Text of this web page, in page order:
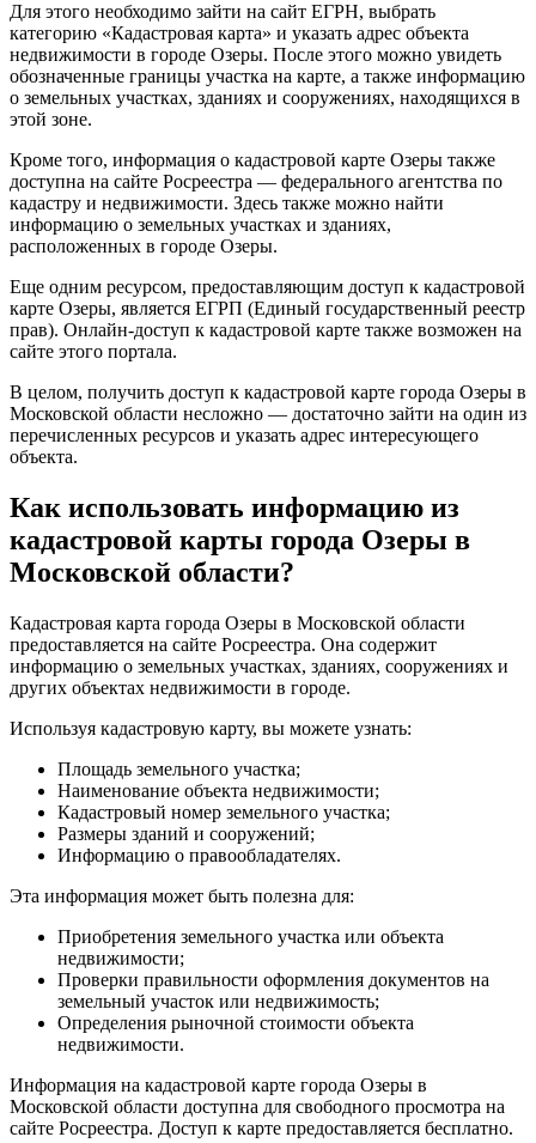
Для этого необходимо зайти на сайт ЕГРН, выбрать
категорию «Кадастровая карта» и указать адрес объекта
недвижимости в городе Озеры. После этого можно увидеть
обозначенные границы участка на карте, а также информацию
о земельных участках, зданиях и сооружениях, находящихся в
этой зоне.
Кроме того, информация о кадастровой карте Озеры также
доступна на сайте Росреестра — федерального агентства по
кадастру и недвижимости. Здесь также можно найти
информацию о земельных участках и зданиях,
расположенных в городе Озеры.
Еще одним ресурсом, предоставляющим доступ к кадастровой
карте Озеры, является ЕГРП (Единый государственный реестр
прав). Онлайн-доступ к кадастровой карте также возможен на
сайте этого портала.
В целом, получить доступ к кадастровой карте города Озеры в
Московской области несложно — достаточно зайти на один из
перечисленных ресурсов и указать адрес интересующего
объекта.
Как использовать информацию из
кадастровой карты города Озеры в
Московской области?
Кадастровая карта города Озеры в Московской области
предоставляется на сайте Росреестра. Она содержит
информацию о земельных участках, зданиях, сооружениях и
других объектах недвижимости в городе.
Используя кадастровую карту, вы можете узнать:
Площадь земельного участка;
Наименование объекта недвижимости;
Кадастровый номер земельного участка;
Размеры зданий и сооружений;
Информацию о правообладателях.
Эта информация может быть полезна для:
Приобретения земельного участка или объекта
недвижимости;
Проверки правильности оформления документов на
земельный участок или недвижимость;
Определения рыночной стоимости объекта
недвижимости.
Информация на кадастровой карте города Озеры в
Московской области доступна для свободного просмотра на
сайте Росреестра. Доступ к карте предоставляется бесплатно.